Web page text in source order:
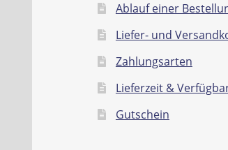
Ablauf einer
Liefer- und
Zahlungsarten
Lieferzeit &
Gutschein